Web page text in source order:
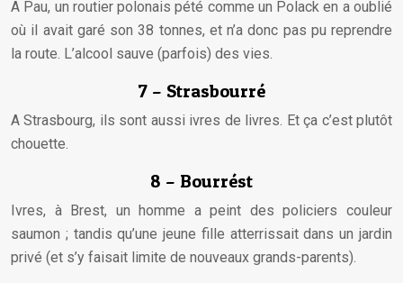
A Pau, un routier polonais pété comme un Polack en a oublié
où il avait garé son 38 tonnes, et n’a donc pas pu reprendre
la route. L’alcool sauve (parfois) des vies.
7 – Strasbourré
A Strasbourg, ils sont aussi ivres de livres. Et ça c’est plutôt
chouette.
8 – Bourrést
Ivres, à Brest, un homme a peint des policiers couleur
saumon ; tandis qu’une jeune fille atterrissait dans un jardin
privé (et s’y faisait limite de nouveaux grands-parents).